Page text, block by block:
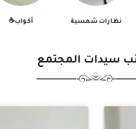
نظارات شمسية أكواب☕️
سيدات المجتمع